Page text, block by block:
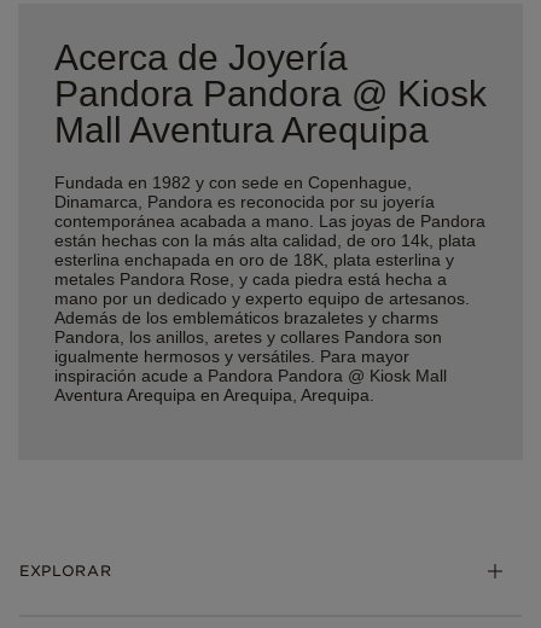
Acerca de Joyería
Pandora Pandora @ Kiosk
Mall Aventura Arequipa
Fundada en 1982 y con sede en Copenhague,
Dinamarca, Pandora es reconocida por su joyería
contemporánea acabada a mano. Las joyas de Pandora
están hechas con la más alta calidad, de oro 14k, plata
esterlina enchapada en oro de 18K, plata esterlina y
metales Pandora Rose, y cada piedra está hecha a
mano por un dedicado y experto equipo de artesanos.
Además de los emblemáticos brazaletes y charms
Pandora, los anillos, aretes y collares Pandora son
igualmente hermosos y versátiles. Para mayor
inspiración acude a Pandora Pandora @ Kiosk Mall
Aventura Arequipa en Arequipa, Arequipa.
EXPLORAR